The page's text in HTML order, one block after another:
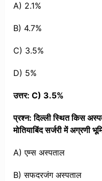
A) 2.1%
B) 4.7%
C) 3.5%
D) 5%
उत्तर: C) 3.5%
प्रश्न: दिल्ली स्थित किस
मोतियाबिंद सर्जरी में अग्रणी
A) एम्स अस्पताल
B) सफदरजंग अस्पताल